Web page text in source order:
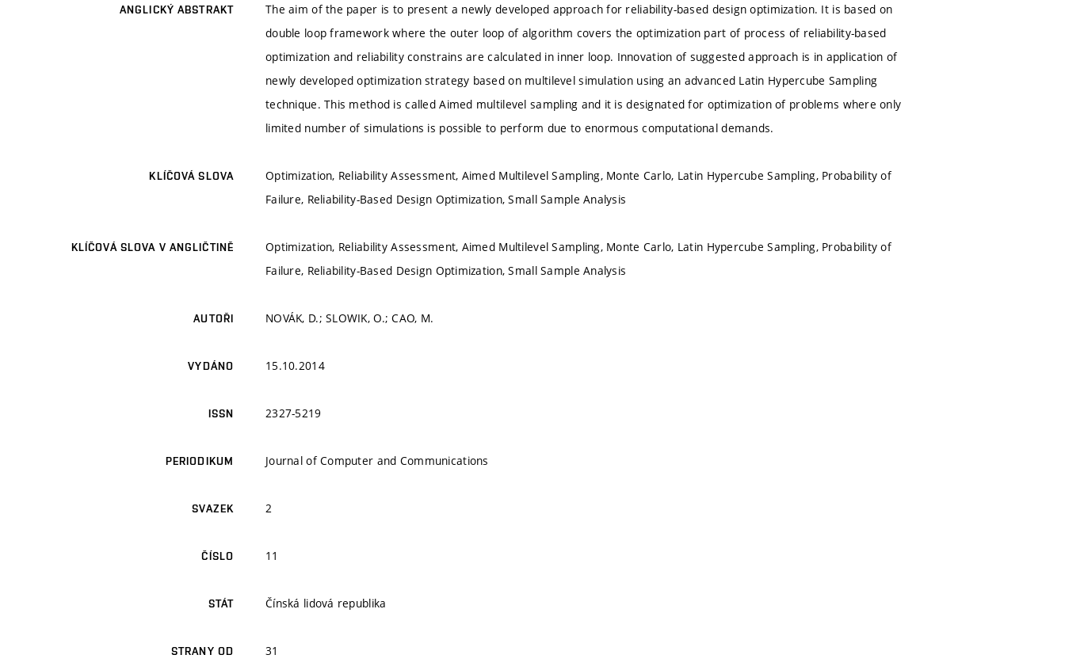
ANGLICKÝ ABSTRAKT
The aim of the paper is to present a newly developed approach for reliability-based design optimization. It is based on
double loop framework where the outer loop of algorithm covers the optimization part of process of reliability-based
optimization and reliability constrains are calculated in inner loop. Innovation of suggested approach is in application of
newly developed optimization strategy based on multilevel simulation using an advanced Latin Hypercube Sampling
technique. This method is called Aimed multilevel sampling and it is designated for optimization of problems where only
limited number of simulations is possible to perform due to enormous computational demands.
KLÍČOVÁ SLOVA
Optimization, Reliability Assessment, Aimed Multilevel Sampling, Monte Carlo, Latin Hypercube Sampling, Probability of
Failure, Reliability-Based Design Optimization, Small Sample Analysis
KLÍČOVÁ SLOVA V ANGLIČTINĚ
Optimization, Reliability Assessment, Aimed Multilevel Sampling, Monte Carlo, Latin Hypercube Sampling, Probability of
Failure, Reliability-Based Design Optimization, Small Sample Analysis
AUTOŘI NOVÁK, D.; SLOWIK, O.; CAO, M.
VYDÁNO 15.10.2014
ISSN 2327-5219
PERIODIKUM Journal of Computer and Communications
SVAZEK 2
ČÍSLO 11
STÁT Čínská lidová republika
STRANY OD 31